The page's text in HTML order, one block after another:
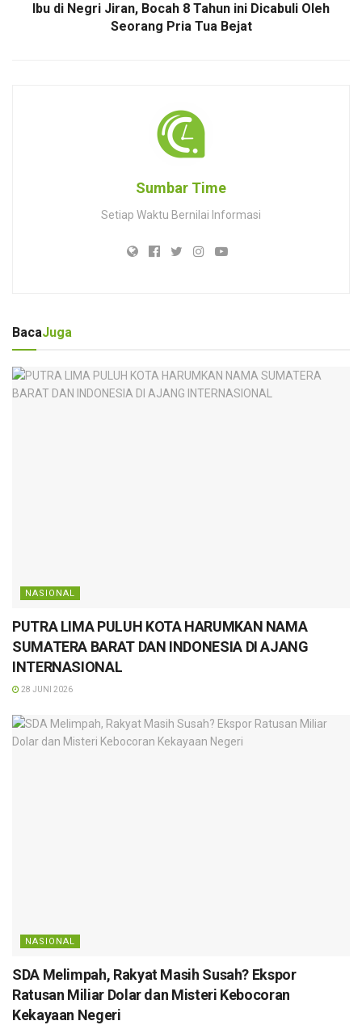
Ibu di Negri Jiran, Bocah 8 Tahun ini Dicabuli Oleh
Seorang Pria Tua Bejat
Sumbar Time
Setiap Waktu Bernilai Informasi
BacaJuga
NASIONAL
PUTRA LIMA PULUH KOTA HARUMKAN NAMA
SUMATERA BARAT DAN INDONESIA DI AJANG
INTERNASIONAL
28 JUNI 2026
NASIONAL
SDA Melimpah, Rakyat Masih Susah? Ekspor
Ratusan Miliar Dolar dan Misteri Kebocoran
Kekayaan Negeri